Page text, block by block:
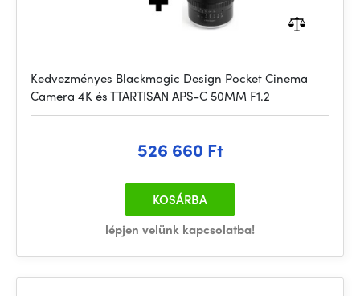
Kedvezményes Blackmagic Design Pocket Cinema
Camera 4K és TTARTISAN APS-C 50MM F1.2
526 660 Ft
lépjen velünk kapcsolatba!
KOSÁRBA